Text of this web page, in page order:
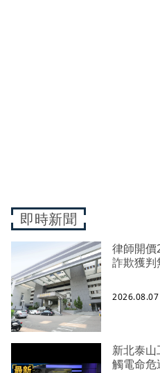
即時新聞
律師開價200
詐欺獲判
新北泰
觸電命危